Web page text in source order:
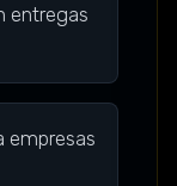
entregas
empresas